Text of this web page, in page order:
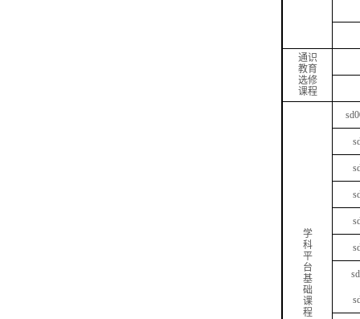
通识
教育
选修
课程
学
科
平
台
基
础
课
程